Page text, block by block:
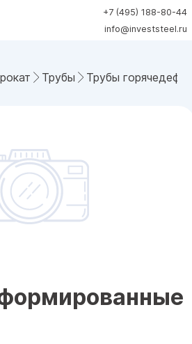
+7 (495) 188-80-44
info@investsteel.ru
Трубы Трубы